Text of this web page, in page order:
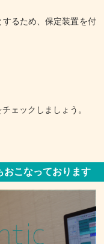
るため、保定装置を付
ェックしましょう。
おこなっております